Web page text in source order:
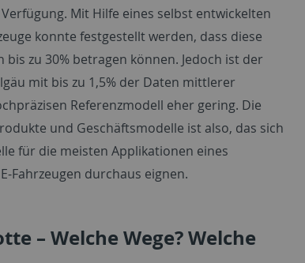
Mit Hilfe eines selbst entwickelten
konnte festgestellt werden, dass diese
zu 30% betragen können. Jedoch ist der
mit bis zu 1,5% der Daten mittlerer
Referenzmodell eher gering. Die
und Geschäftsmodelle ist also, das sich
für die meisten Applikationen eines
Fahrzeugen durchaus eignen.
– Welche Wege? Welche